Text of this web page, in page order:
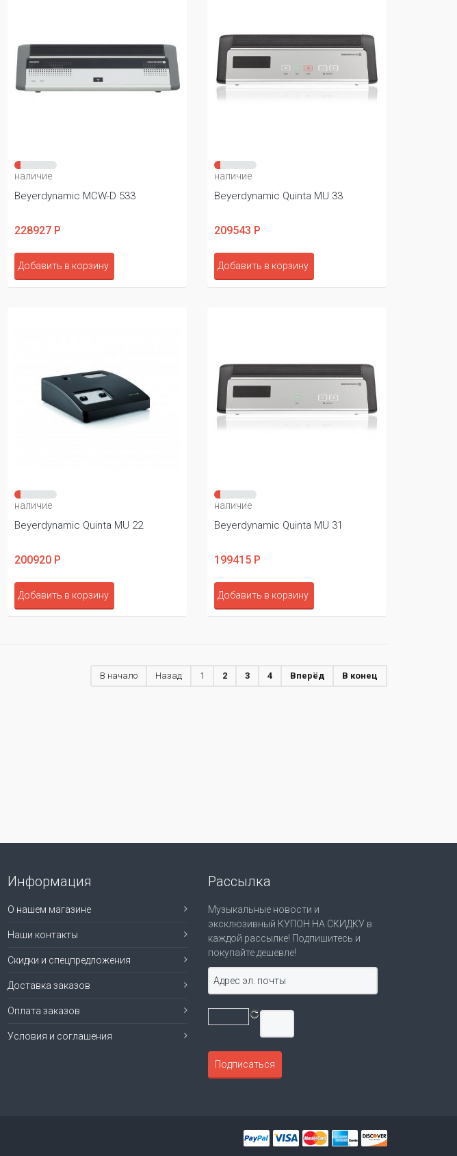
наличие
Beyerdynamic MCW-D 533
228927 Р
Добавить в корзину
наличие
Beyerdynamic Quinta MU 33
209543 Р
Добавить в корзину
наличие
Beyerdynamic Quinta MU 22
200920 Р
Добавить в корзину
наличие
Beyerdynamic Quinta MU 31
199415 Р
Добавить в корзину
В начало Назад 1 2 3 4 Вперёд В конец
Информация
О нашем магазине
Наши контакты
Скидки и спецпредложения
Доставка заказов
Оплата заказов
Условия и соглашения
Рассылка
Музыкальные новости и
эксклюзивный КУПОН НА СКИДКУ в
каждой рассылке! Подпишитесь и
покупайте дешевле!